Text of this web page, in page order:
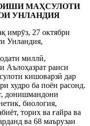
МАҲСУЛОТИ
УНЛАНДИЯ
имрӯз, 27 октябри
Унландия,
миллӣ,
Аълоҳазрат раиси
кишоварзӣ дар
худро ба поён расонд.
донишмандони
биология,
торих ва ғайра ва
ва 68 маърузаи